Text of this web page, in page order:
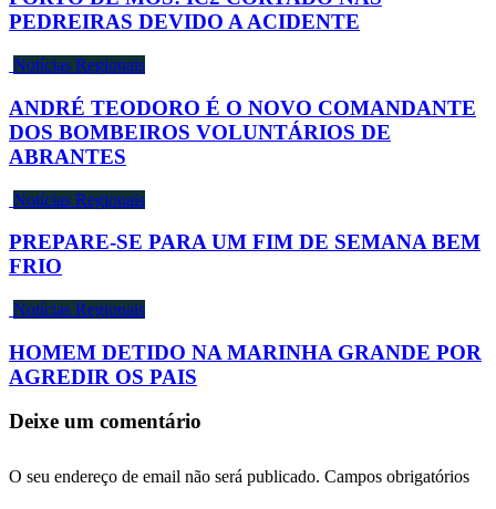
PEDREIRAS DEVIDO A ACIDENTE
Notícias Regionais
ANDRÉ TEODORO É O NOVO COMANDANTE
DOS BOMBEIROS VOLUNTÁRIOS DE
ABRANTES
Notícias Regionais
PREPARE-SE PARA UM FIM DE SEMANA BEM
FRIO
Notícias Regionais
HOMEM DETIDO NA MARINHA GRANDE POR
AGREDIR OS PAIS
Deixe um comentário
O seu endereço de email não será publicado. Campos obrigatórios